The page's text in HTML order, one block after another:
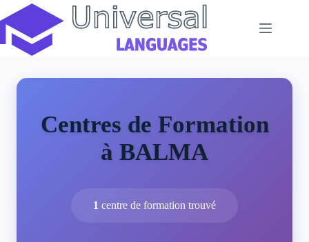
Passer
au
contenu
Centres de Formation
à BALMA
1 centre de formation trouvé